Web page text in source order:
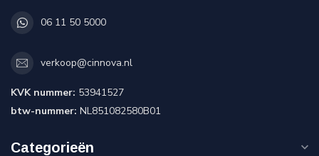
06 11 50 5000
verkoop@cinnova.nl
KVK nummer: 53941527
btw-nummer: NL851082580B01
Categorieën